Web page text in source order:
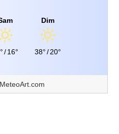
/16°
Dim
38°/20°
MeteoArt.com